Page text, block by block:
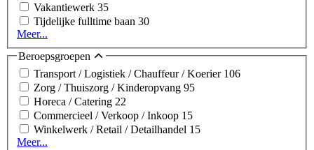
Vakantiewerk 35
Tijdelijke fulltime baan 30
Meer...
Beroepsgroepen
Transport / Logistiek / Chauffeur / Koerier 106
Zorg / Thuiszorg / Kinderopvang 95
Horeca / Catering 22
Commercieel / Verkoop / Inkoop 15
Winkelwerk / Retail / Detailhandel 15
Meer...